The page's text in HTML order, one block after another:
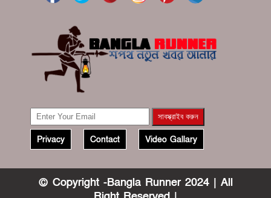
Privacy Contact Video Gallary
© Copyright -Bangla Runner 2024 | All